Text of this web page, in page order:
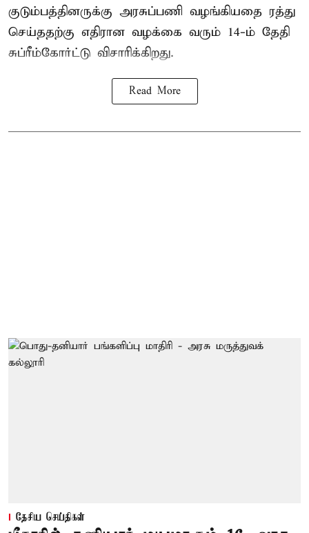
குடும்பத்தினருக்கு அரசுப்பணி வழங்கியதை ரத்து
செய்ததற்கு எதிரான வழக்கை வரும் 14-ம் தேதி
சுப்ரீம்கோர்ட்டு விசாரிக்கிறது.
Read More
தேசிய செய்திகள்